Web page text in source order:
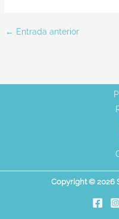
← Entrada anterior
Copyright © 2026